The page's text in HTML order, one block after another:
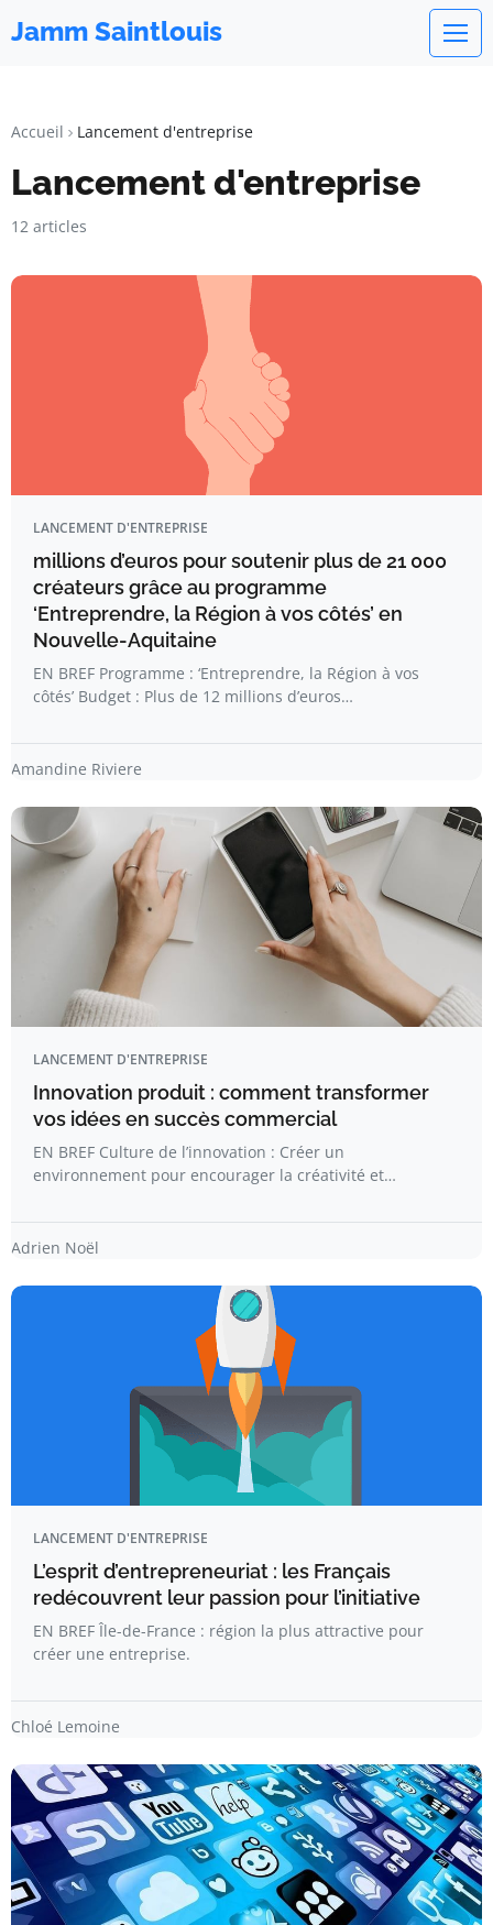
Jamm Saintlouis
Accueil Lancement d'entreprise
Lancement d'entreprise
12 articles
LANCEMENT D'ENTREPRISE
millions d’euros pour soutenir plus de 21 000
créateurs grâce au programme
‘Entreprendre, la Région à vos côtés’ en
Nouvelle-Aquitaine
EN BREF Programme : ‘Entreprendre, la Région à vos
côtés’ Budget : Plus de 12 millions d’euros…
Amandine Riviere
LANCEMENT D'ENTREPRISE
Innovation produit : comment transformer
vos idées en succès commercial
EN BREF Culture de l’innovation : Créer un
environnement pour encourager la créativité et…
Adrien Noël
LANCEMENT D'ENTREPRISE
L’esprit d’entrepreneuriat : les Français
redécouvrent leur passion pour l’initiative
EN BREF Île-de-France : région la plus attractive pour
créer une entreprise.
Chloé Lemoine